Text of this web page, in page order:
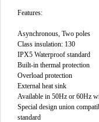
Features:
Asynchronous, Two poles
Class insulation: 130
IPX5 Waterproof standard
Built-in thermal protection
Overload protection
External heat sink
Available in 50Hz or 60Hz
Special design union
standard